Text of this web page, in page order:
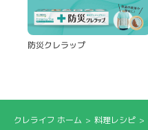
防災クレラップ
クレライフ ホーム 料理レシピ